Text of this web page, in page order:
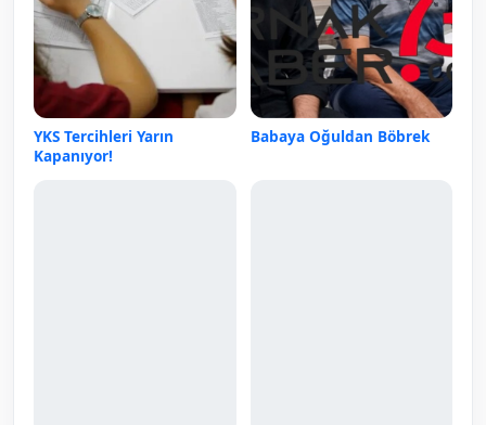
YKS Tercihleri Yarın
Kapanıyor!
Babaya Oğuldan Böbrek